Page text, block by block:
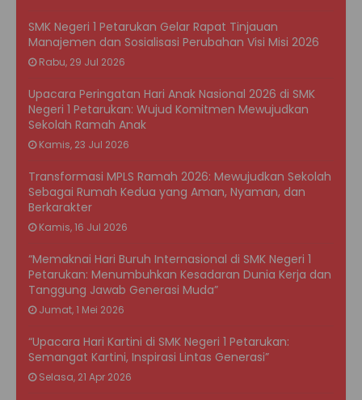
SMK Negeri 1 Petarukan Gelar Rapat Tinjauan
Manajemen dan Sosialisasi Perubahan Visi Misi 2026
Rabu, 29 Jul 2026
Upacara Peringatan Hari Anak Nasional 2026 di SMK
Negeri 1 Petarukan: Wujud Komitmen Mewujudkan
Sekolah Ramah Anak
Kamis, 23 Jul 2026
Transformasi MPLS Ramah 2026: Mewujudkan Sekolah
Sebagai Rumah Kedua yang Aman, Nyaman, dan
Berkarakter
Kamis, 16 Jul 2026
“Memaknai Hari Buruh Internasional di SMK Negeri 1
Petarukan: Menumbuhkan Kesadaran Dunia Kerja dan
Tanggung Jawab Generasi Muda”
Jumat, 1 Mei 2026
“Upacara Hari Kartini di SMK Negeri 1 Petarukan:
Semangat Kartini, Inspirasi Lintas Generasi”
Selasa, 21 Apr 2026